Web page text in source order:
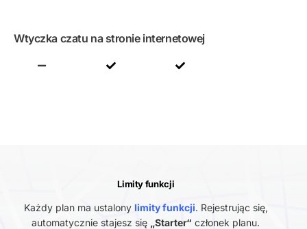
Wtyczka czatu na stronie internetowej
Limity funkcji
Każdy plan ma ustalony limity funkcji. Rejestrując się,
automatycznie stajesz się „Starter“ członek planu.